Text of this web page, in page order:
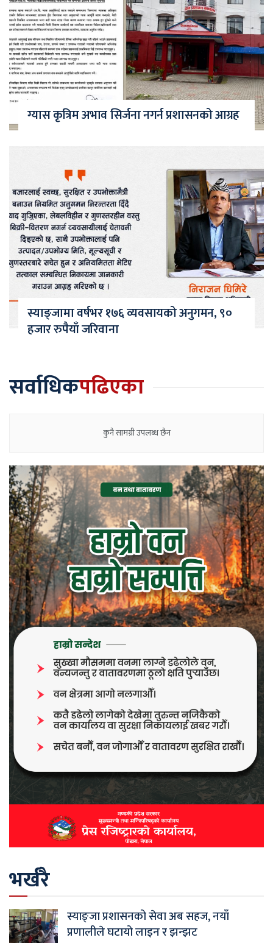
ग्यास कृत्रिम अभाव सिर्जना नगर्न प्रशासनको आग्रह
स्याङ्जामा वर्षभर १७६ व्यवसायको अनुगमन, ९०
हजार रुपैयाँ जरिवाना
सर्वाधिकपढिएका
कुनै सामग्री उपलब्ध छैन
भर्खरै
स्याङ्जा प्रशासनको सेवा अब सहज, नयाँ
प्रणालीले घटायो लाइन र झन्झट